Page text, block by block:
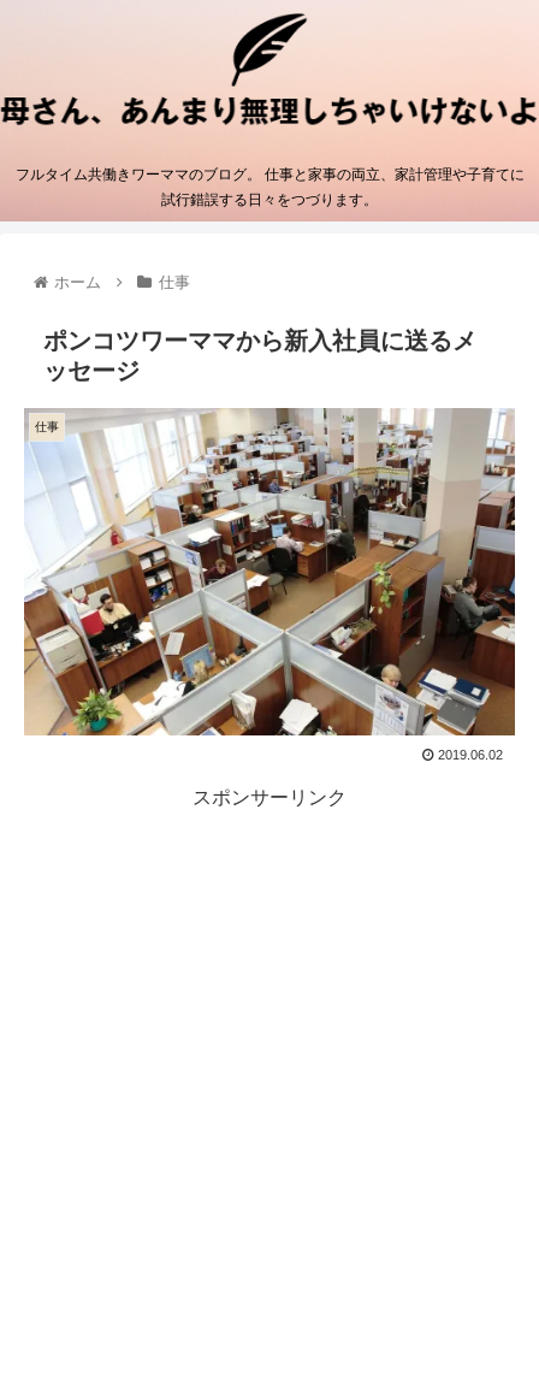
フルタイム共働きワーママのブログ。 仕事と家事の両立、家計管理や子育てに
試行錯誤する日々をつづります。
ホーム 仕事
ポンコツワーママから新入社員に送るメ
ッセージ
仕事
2019.06.02
スポンサーリンク